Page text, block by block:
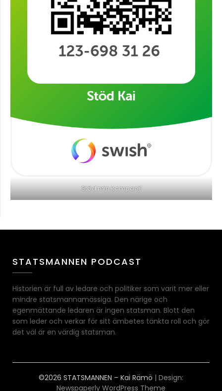
Stöd min kampanj!
STATSMANNEN PODCAST
Historien är full av ledare och politiker som varit mer eller
mindre statsmannamässiga. Den närige och
egenmättande ledaren är ingen statsman. Blott den
som leder och verkar för sitt ämbetes tänkta roll och gör
det väl är en värdig statsman.
©2026 STATSMANNEN – Kai Rämö | Design:
Newspaperly WordPress Theme